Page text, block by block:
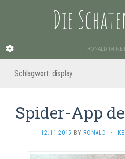
Die
RONALD IM
Schlagwort: display
Spider-App
12.11.2015 BY RONALD ·